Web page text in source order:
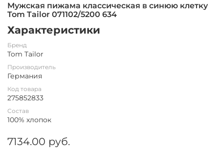
Мужская пижама классическая в синюю клетку
Tom Tailor 071102/5200 634
Характеристики
Бренд
Tom Tailor
Производитель
Германия
Код товара
275852833
Состав
100% хлопок
7134.00 руб.